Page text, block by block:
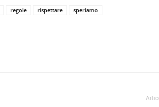
regole rispettare speriamo